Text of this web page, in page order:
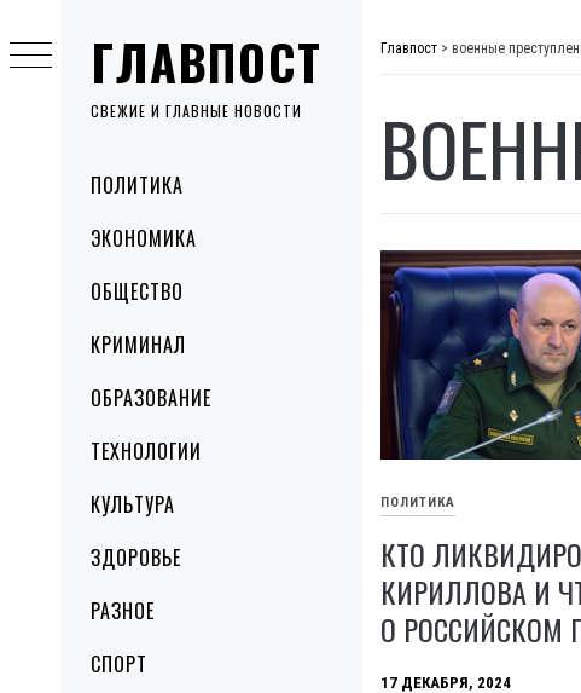
ГЛАВПОСТ
СВЕЖИЕ И ГЛАВНЫЕ НОВОСТИ
MenuПОЛИТИКА
ЭКОНОМИКА
ОБЩЕСТВО
КРИМИНАЛ
ОБРАЗОВАНИЕ
ТЕХНОЛОГИИ
КУЛЬТУРА
ЗДОРОВЬЕ
РАЗНОЕ
СПОРТ
to
content
Главпост > военные
ПОЛИТИКА
КТО
КИРИЛЛОВА И
О РОССИЙСКОМ
17 ДЕКАБРЯ, 2024